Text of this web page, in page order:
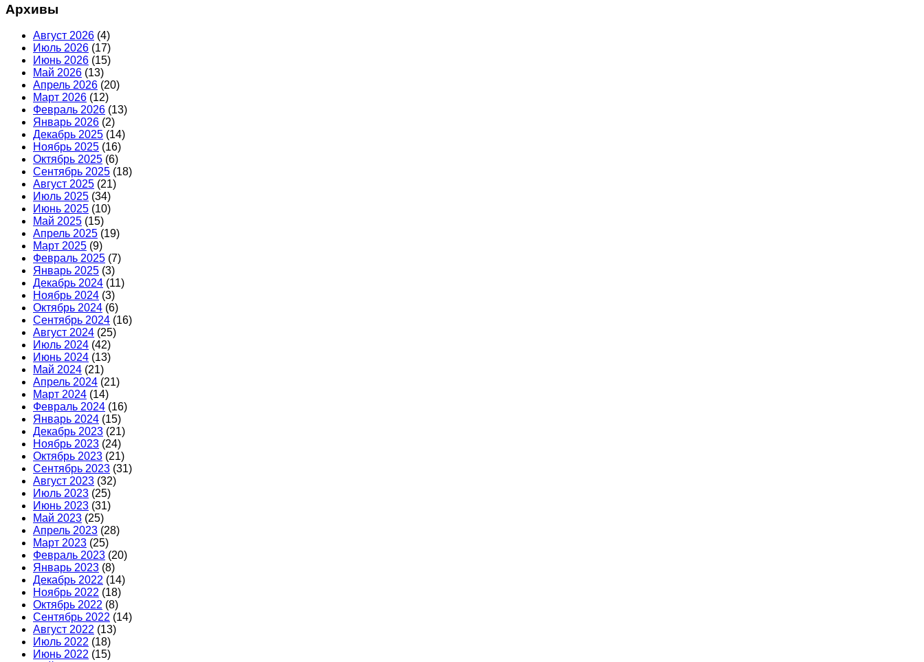
Архивы
Август 2026 (4)
Июль 2026 (17)
Июнь 2026 (15)
Май 2026 (13)
Апрель 2026 (20)
Март 2026 (12)
Февраль 2026 (13)
Январь 2026 (2)
Декабрь 2025 (14)
Ноябрь 2025 (16)
Октябрь 2025 (6)
Сентябрь 2025 (18)
Август 2025 (21)
Июль 2025 (34)
Июнь 2025 (10)
Май 2025 (15)
Апрель 2025 (19)
Март 2025 (9)
Февраль 2025 (7)
Январь 2025 (3)
Декабрь 2024 (11)
Ноябрь 2024 (3)
Октябрь 2024 (6)
Сентябрь 2024 (16)
Август 2024 (25)
Июль 2024 (42)
Июнь 2024 (13)
Май 2024 (21)
Апрель 2024 (21)
Март 2024 (14)
Февраль 2024 (16)
Январь 2024 (15)
Декабрь 2023 (21)
Ноябрь 2023 (24)
Октябрь 2023 (21)
Сентябрь 2023 (31)
Август 2023 (32)
Июль 2023 (25)
Июнь 2023 (31)
Май 2023 (25)
Апрель 2023 (28)
Март 2023 (25)
Февраль 2023 (20)
Январь 2023 (8)
Декабрь 2022 (14)
Ноябрь 2022 (18)
Октябрь 2022 (8)
Сентябрь 2022 (14)
Август 2022 (13)
Июль 2022 (18)
Июнь 2022 (15)